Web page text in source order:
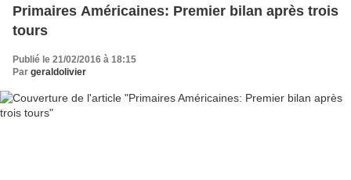
Primaires Américaines: Premier bilan après trois
tours
Publié le 21/02/2016 à 18:15
Par geraldolivier